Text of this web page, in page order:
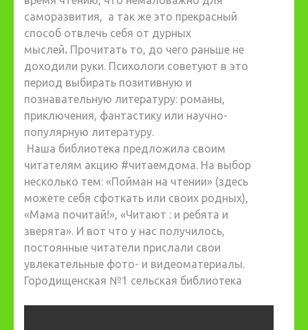
саморазвития, а так же это прекрасный
способ отвлечь себя от дурных
мыслей. Прочитать то, до чего раньше не
доходили руки. Психологи советуют в это
период выбирать позитивную и
познавательную литературу: романы,
приключения, фантастику или научно-
популярную литературу.
Наша библиотека предложила своим
читателям акцию #читаемдома. На выбор
несколько тем: «Пойман на чтении» (здесь
можете себя сфоткать или своих родных),
«Мама почитай!», «Читают : и ребята и
зверята». И вот что у нас получилось,
постоянные читатели прислали свои
увлекательные фото- и видеоматериалы.
Городищенская №1 сельская библиотека